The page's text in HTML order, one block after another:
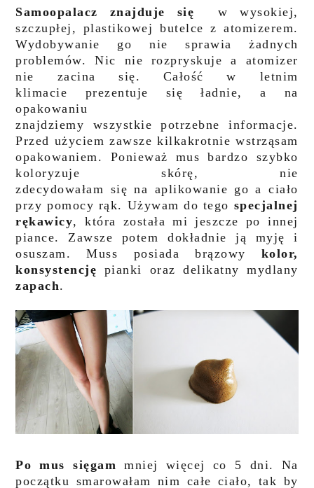
Samoopalacz znajduje się w wysokiej,
szczupłej, plastikowej butelce z atomizerem.
Wydobywanie go nie sprawia żadnych
problemów. Nic nie rozpryskuje a atomizer
nie zacina się. Całość w letnim
klimacie prezentuje się ładnie, a na
opakowaniu
znajdziemy wszystkie potrzebne informacje.
Przed użyciem zawsze kilkakrotnie wstrząsam
opakowaniem. Ponieważ mus bardzo szybko
koloryzuje skórę, nie
zdecydowałam się na aplikowanie go a ciało
przy pomocy rąk. Używam do tego specjalnej
rękawicy, która została mi jeszcze po innej
piance. Zawsze potem dokładnie ją myję i
osuszam. Muss posiada brązowy kolor,
konsystencję pianki oraz delikatny mydlany
zapach.
Po mus sięgam
mniej więcej co 5 dni. Na
początku smarowałam nim całe ciało, tak by